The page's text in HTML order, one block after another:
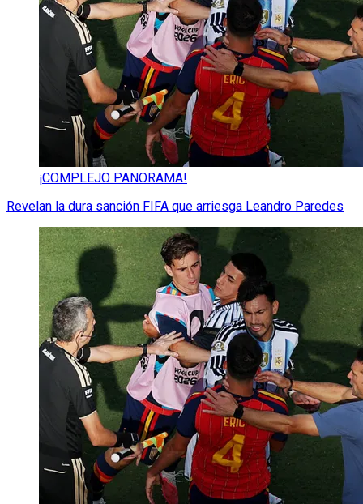
¡COMPLEJO PANORAMA!
Revelan la dura sanción FIFA que arriesga Leandro Paredes